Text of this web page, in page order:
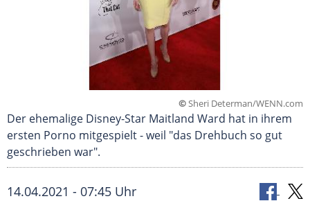
©Sheri Determan/WENN.com
Der ehemalige Disney-Star Maitland Ward hat in ihrem
ersten Porno mitgespielt - weil "das Drehbuch so gut
geschrieben war".
14.04.2021 - 07:45 Uhr